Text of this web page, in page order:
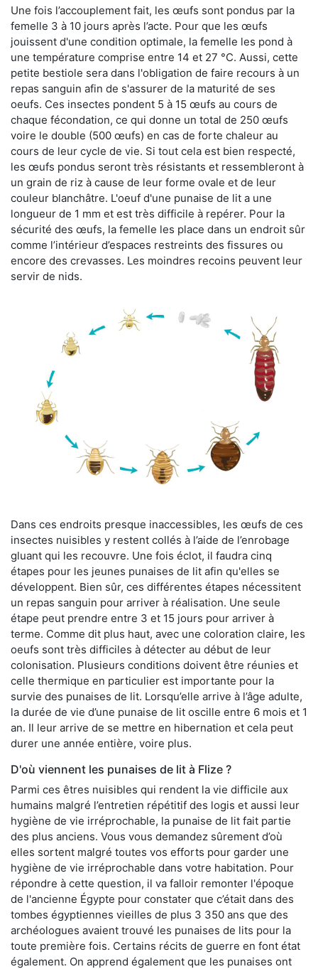
Une fois l’accouplement fait, les œufs sont pondus par la
femelle 3 à 10 jours après l’acte. Pour que les œufs
jouissent d'une condition optimale, la femelle les pond à
une température comprise entre 14 et 27 °C. Aussi, cette
petite bestiole sera dans l'obligation de faire recours à un
repas sanguin afin de s'assurer de la maturité de ses
oeufs. Ces insectes pondent 5 à 15 œufs au cours de
chaque fécondation, ce qui donne un total de 250 œufs
voire le double (500 œufs) en cas de forte chaleur au
cours de leur cycle de vie. Si tout cela est bien respecté,
les œufs pondus seront très résistants et ressembleront à
un grain de riz à cause de leur forme ovale et de leur
couleur blanchâtre. L'oeuf d'une punaise de lit a une
longueur de 1 mm et est très difficile à repérer. Pour la
sécurité des œufs, la femelle les place dans un endroit sûr
comme l’intérieur d’espaces restreints des fissures ou
encore des crevasses. Les moindres recoins peuvent leur
servir de nids.
Dans ces endroits presque inaccessibles, les œufs de ces
insectes nuisibles y restent collés à l’aide de l’enrobage
gluant qui les recouvre. Une fois éclot, il faudra cinq
étapes pour les jeunes punaises de lit afin qu'elles se
développent. Bien sûr, ces différentes étapes nécessitent
un repas sanguin pour arriver à réalisation. Une seule
étape peut prendre entre 3 et 15 jours pour arriver à
terme. Comme dit plus haut, avec une coloration claire, les
oeufs sont très difficiles à détecter au début de leur
colonisation. Plusieurs conditions doivent être réunies et
celle thermique en particulier est importante pour la
survie des punaises de lit. Lorsqu’elle arrive à l’âge adulte,
la durée de vie d’une punaise de lit oscille entre 6 mois et 1
an. Il leur arrive de se mettre en hibernation et cela peut
durer une année entière, voire plus.
D'où viennent les punaises de lit à Flize ?
Parmi ces êtres nuisibles qui rendent la vie difficile aux
humains malgré l’entretien répétitif des logis et aussi leur
hygiène de vie irréprochable, la punaise de lit fait partie
des plus anciens. Vous vous demandez sûrement d’où
elles sortent malgré toutes vos efforts pour garder une
hygiène de vie irréprochable dans votre habitation. Pour
répondre à cette question, il va falloir remonter l'époque
de l'ancienne Égypte pour constater que c’était dans des
tombes égyptiennes vieilles de plus 3 350 ans que des
archéologues avaient trouvé les punaises de lits pour la
toute première fois. Certains récits de guerre en font état
également. On apprend également que les punaises ont